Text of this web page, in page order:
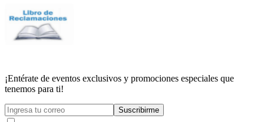
¡Entérate de eventos exclusivos y promociones especiales que
tenemos para ti!
Suscribirme